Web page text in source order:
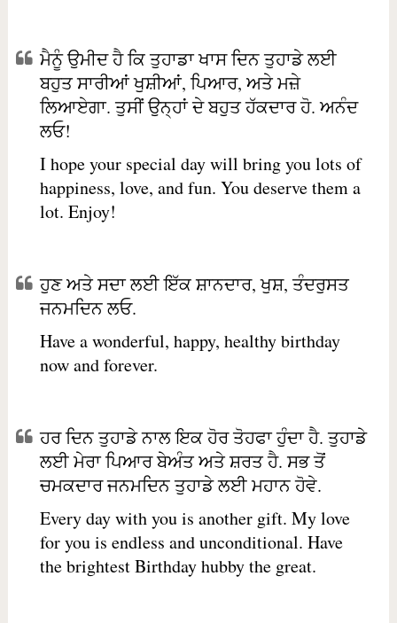
ਮੈਨੂੰ ਉਮੀਦ ਹੈ ਕਿ ਤੁਹਾਡਾ ਖਾਸ ਦਿਨ ਤੁਹਾਡੇ ਲਈ
ਬਹੁਤ ਸਾਰੀਆਂ ਖੁਸ਼ੀਆਂ, ਪਿਆਰ, ਅਤੇ ਮਜ਼ੇ
ਲਿਆਏਗਾ. ਤੁਸੀਂ ਉਨ੍ਹਾਂ ਦੇ ਬਹੁਤ ਹੱਕਦਾਰ ਹੋ. ਅਨੰਦ
ਲਓ!
I hope your special day will bring you lots of
happiness, love, and fun. You deserve them a
lot. Enjoy!
ਹੁਣ ਅਤੇ ਸਦਾ ਲਈ ਇੱਕ ਸ਼ਾਨਦਾਰ, ਖੁਸ਼, ਤੰਦਰੁਸਤ
ਜਨਮਦਿਨ ਲਓ.
Have a wonderful, happy, healthy birthday
now and forever.
ਹਰ ਦਿਨ ਤੁਹਾਡੇ ਨਾਲ ਇਕ ਹੋਰ ਤੋਹਫਾ ਹੁੰਦਾ ਹੈ. ਤੁਹਾਡੇ
ਲਈ ਮੇਰਾ ਪਿਆਰ ਬੇਅੰਤ ਅਤੇ ਸ਼ਰਤ ਹੈ. ਸਭ ਤੋਂ
ਚਮਕਦਾਰ ਜਨਮਦਿਨ ਤੁਹਾਡੇ ਲਈ ਮਹਾਨ ਹੋਵੇ.
Every day with you is another gift. My love
for you is endless and unconditional. Have
the brightest Birthday hubby the great.